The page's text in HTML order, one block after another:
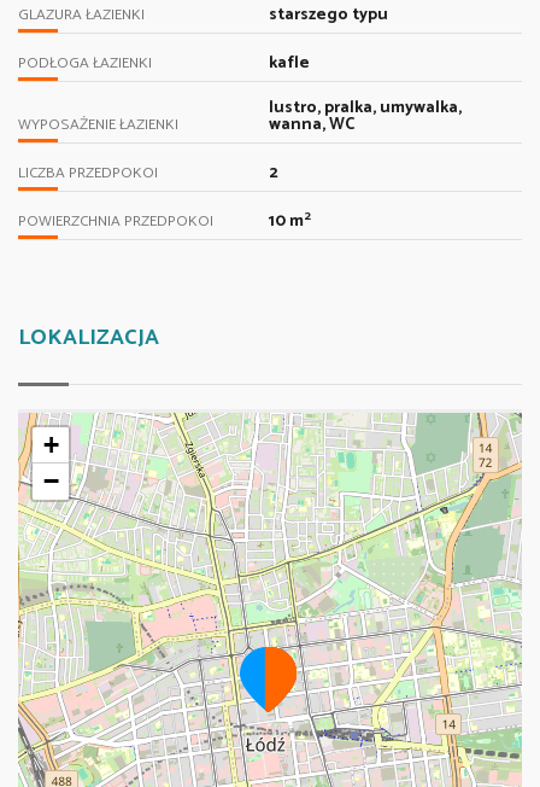
GLAZURA ŁAZIENKI starszego typu
PODŁOGA ŁAZIENKI kafle
WYPOSAŻENIE ŁAZIENKI
lustro, pralka, umywalka,
wanna, WC
LICZBA PRZEDPOKOI 2
POWIERZCHNIA PRZEDPOKOI 10 m2
LOKALIZACJA
+
−